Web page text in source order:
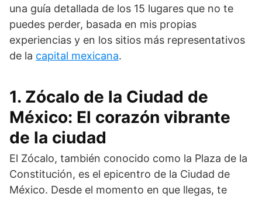
una guía detallada de los 15 lugares que no te
puedes perder, basada en mis propias
experiencias y en los sitios más representativos
de la capital mexicana.
1. Zócalo de la Ciudad de
México: El corazón vibrante
de la ciudad
El Zócalo, también conocido como la Plaza de la
Constitución, es el epicentro de la Ciudad de
México. Desde el momento en que llegas, te